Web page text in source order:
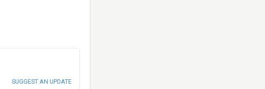
SUGGEST AN UPDATE